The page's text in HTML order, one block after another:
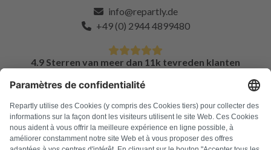
info@repartly.de
+49 (0) 2944 4899480
4.9 Sterren van meer dan 11k tevreden klanten
FAQ